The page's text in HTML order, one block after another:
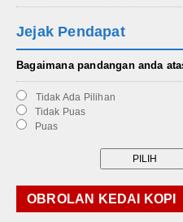
Jejak Pendapat
Bagaimana pandangan anda
Tidak Ada Pilihan
Tidak Puas
Puas
OBROLAN KEDAI KOPI